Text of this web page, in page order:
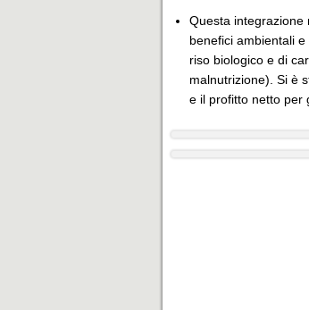
Questa integrazione
benefici ambientali
riso biologico e di
malnutrizione). Si è
e il profitto netto per